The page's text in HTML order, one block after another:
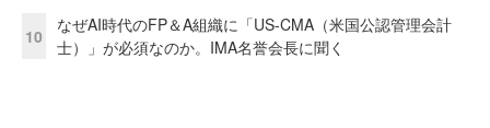
10
なぜAI時代のFP＆A組織に「US-CMA（米国公認管理会計
士）」が必須なのか。IMA名誉会長に聞く